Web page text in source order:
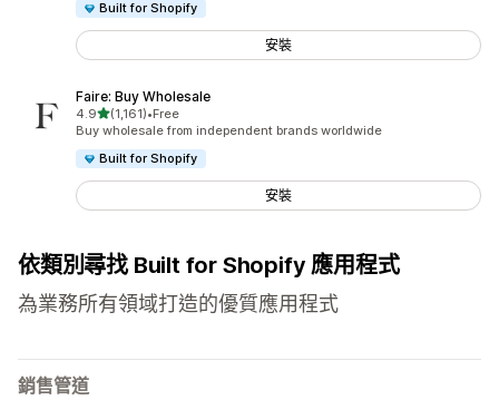
Built for Shopify
安裝
Faire: Buy Wholesale
4.9滿分 5 顆星
(1,161)
共有 1161 則評價
•Free
Buy wholesale from independent brands worldwide
Built for Shopify
安裝
依類別尋找 Built for Shopify 應用程式
為業務所有領域打造的優質應用程式
銷售管道